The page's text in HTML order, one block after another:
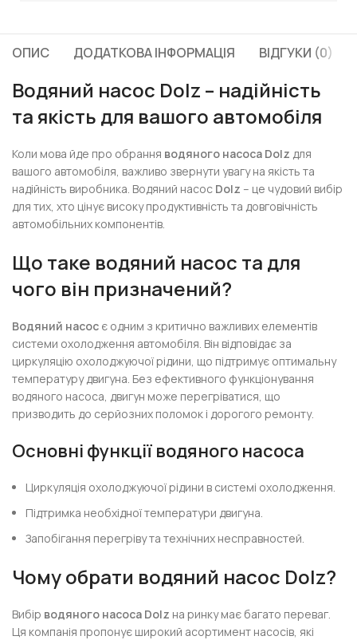
ОПИС ДОДАТКОВА ІНФОРМАЦІЯ ВІДГУКИ (0)
Водяний насос Dolz – надійність
та якість для вашого автомобіля
Коли мова йде про обрання водяного насоса Dolz для
вашого автомобіля, важливо звернути увагу на якість та
надійність виробника. Водяний насос Dolz – це чудовий вибір
для тих, хто цінує високу продуктивність та довговічність
автомобільних компонентів.
Що таке водяний насос та для
чого він призначений?
Водяний насос є одним з критично важливих елементів
системи охолодження автомобіля. Він відповідає за
циркуляцію охолоджуючої рідини, що підтримує оптимальну
температуру двигуна. Без ефективного функціонування
водяного насоса, двигун може перегріватися, що
призводить до серйозних поломок і дорогого ремонту.
Основні функції водяного насоса
Циркуляція охолоджуючої рідини в системі охолодження.
Підтримка необхідної температури двигуна.
Запобігання перегріву та технічних несправностей.
Чому обрати водяний насос Dolz?
Вибір водяного насоса Dolz на ринку має багато переваг.
Ця компанія пропонує широкий асортимент насосів, які